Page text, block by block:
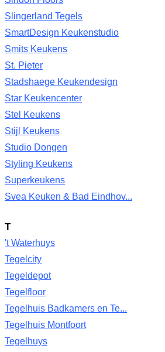
Slingerland Tegels
SmartDesign Keukenstudio
Smits Keukens
St. Pieter
Stadshaege Keukendesign
Star Keukencenter
Stel Keukens
Stijl Keukens
Studio Dongen
Styling Keukens
Superkeukens
Svea Keuken & Bad Eindhov...
T
't Waterhuys
Tegelcity
Tegeldepot
Tegelfloor
Tegelhuis Badkamers en Te...
Tegelhuis Montfoort
Tegelhuys